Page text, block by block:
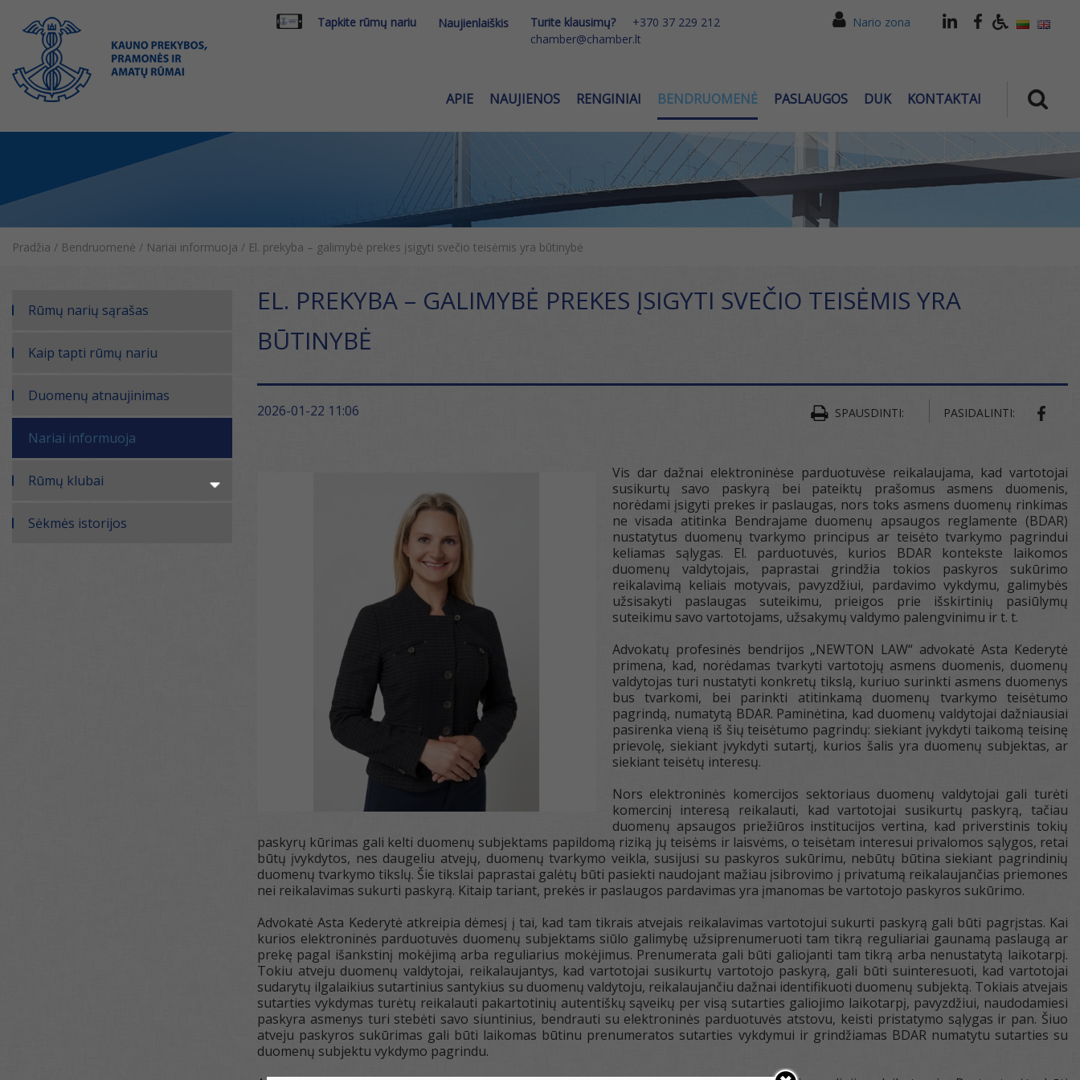
Tapkite rūmų nariu Naujienlaiškis Turite klausimų?
+370 37 229 212
chamber@chamber.lt
Nario zona
APIE NAUJIENOS RENGINIAI BENDRUOMENĖ PASLAUGOS DUK KONTAKTAI
Pradžia / Bendruomenė / Nariai informuoja / El. prekyba – galimybė prekes įsigyti svečio teisėmis yra būtinybė
Rūmų narių sąrašas
Kaip tapti rūmų nariu
Duomenų atnaujinimas
Nariai informuoja
Rūmų klubai
Sėkmės istorijos
EL. PREKYBA – GALIMYBĖ PREKES ĮSIGYTI SVEČIO TEISĖMIS YRA
BŪTINYBĖ
2026-01-22 11:06 SPAUSDINTI: PASIDALINTI:
Vis dar dažnai elektroninėse parduotuvėse reikalaujama, kad vartotojai
susikurtų savo paskyrą bei pateiktų prašomus asmens duomenis,
norėdami įsigyti prekes ir paslaugas, nors toks asmens duomenų rinkimas
ne visada atitinka Bendrajame duomenų apsaugos reglamente (BDAR)
nustatytus duomenų tvarkymo principus ar teisėto tvarkymo pagrindui
keliamas sąlygas. El. parduotuvės, kurios BDAR kontekste laikomos
duomenų valdytojais, paprastai grindžia tokios paskyros sukūrimo
reikalavimą keliais motyvais, pavyzdžiui, pardavimo vykdymu, galimybės
užsisakyti paslaugas suteikimu, prieigos prie išskirtinių pasiūlymų
suteikimu savo vartotojams, užsakymų valdymo palengvinimu ir t. t.
Advokatų profesinės bendrijos „NEWTON LAW“ advokatė Asta Kederytė
primena, kad, norėdamas tvarkyti vartotojų asmens duomenis, duomenų
valdytojas turi nustatyti konkretų tikslą, kuriuo surinkti asmens duomenys
bus tvarkomi, bei parinkti atitinkamą duomenų tvarkymo teisėtumo
pagrindą, numatytą BDAR. Paminėtina, kad duomenų valdytojai dažniausiai
pasirenka vieną iš šių teisėtumo pagrindų: siekiant įvykdyti taikomą teisinę
prievolę, siekiant įvykdyti sutartį, kurios šalis yra duomenų subjektas, ar
siekiant teisėtų interesų.
Nors elektroninės komercijos sektoriaus duomenų valdytojai gali turėti
komercinį interesą reikalauti, kad vartotojai susikurtų paskyrą, tačiau
duomenų apsaugos priežiūros institucijos vertina, kad priverstinis tokių
paskyrų kūrimas gali kelti duomenų subjektams papildomą riziką jų teisėms ir laisvėms, o teisėtam interesui privalomos sąlygos, retai
būtų įvykdytos, nes daugeliu atvejų, duomenų tvarkymo veikla, susijusi su paskyros sukūrimu, nebūtų būtina siekiant pagrindinių
duomenų tvarkymo tikslų. Šie tikslai paprastai galėtų būti pasiekti naudojant mažiau įsibrovimo į privatumą reikalaujančias priemones
nei reikalavimas sukurti paskyrą. Kitaip tariant, prekės ir paslaugos pardavimas yra įmanomas be vartotojo paskyros sukūrimo.
Advokatė Asta Kederytė atkreipia dėmesį į tai, kad tam tikrais atvejais reikalavimas vartotojui sukurti paskyrą gali būti pagrįstas. Kai
kurios elektroninės parduotuvės duomenų subjektams siūlo galimybę užsiprenumeruoti tam tikrą reguliariai gaunamą paslaugą ar
prekę pagal išankstinį mokėjimą arba reguliarius mokėjimus. Prenumerata gali būti galiojanti tam tikrą arba nenustatytą laikotarpį.
Tokiu atveju duomenų valdytojai, reikalaujantys, kad vartotojai susikurtų vartotojo paskyrą, gali būti suinteresuoti, kad vartotojai
sudarytų ilgalaikius sutartinius santykius su duomenų valdytoju, reikalaujančiu dažnai identifikuoti duomenų subjektą. Tokiais atvejais
sutarties vykdymas turėtų reikalauti pakartotinių autentiškų sąveikų per visą sutarties galiojimo laikotarpį, pavyzdžiui, naudodamiesi
paskyra asmenys turi stebėti savo siuntinius, bendrauti su elektroninės parduotuvės atstovu, keisti pristatymo sąlygas ir pan. Šiuo
atveju paskyros sukūrimas gali būti laikomas būtinu prenumeratos sutarties vykdymui ir grindžiamas BDAR numatytu sutarties su
duomenų subjektu vykdymo pagrindu.